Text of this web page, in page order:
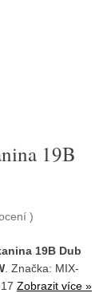
19B
)
19B Dub
. Značka: MIX-
Zobrazit více »